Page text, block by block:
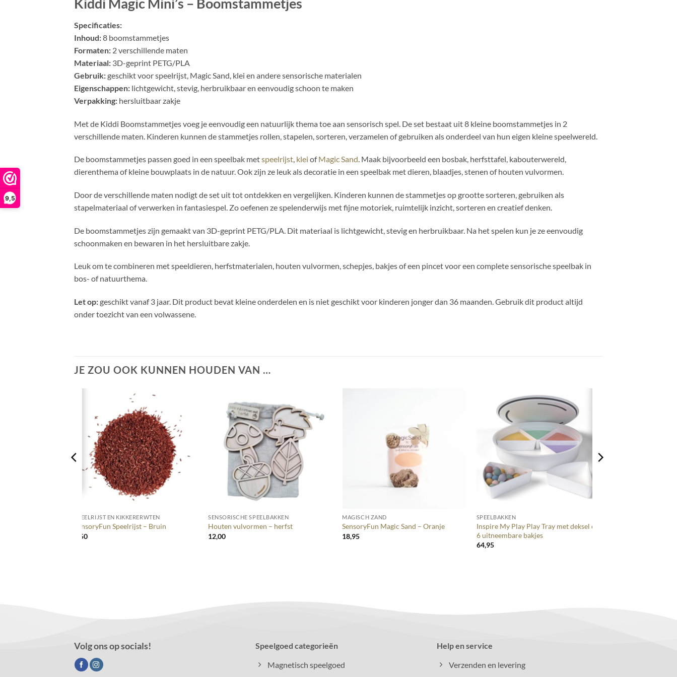
9,5
Specificaties:
Inhoud:8 boomstammetjes
Formaten: 2 verschillende maten
Materiaal: 3D-geprint PETG/PLA
Gebruik:geschikt voor speelrijst, Magic Sand, klei en andere sensorische materialen
Eigenschappen: lichtgewicht, stevig, herbruikbaar en eenvoudig schoon te maken
Verpakking: hersluitbaar zakje
Met de Kiddi Boomstammetjes voeg je eenvoudig een natuurlijk thema toe aan sensorisch spel. De set bestaat uit 8 kleine boomstammetjes in 2
verschillende maten. Kinderen kunnen de stammetjes rollen, stapelen, sorteren, verzamelen of gebruiken als onderdeel van hun eigen kleine speelwereld.
De boomstammetjes passen goed in een speelbak metspeelrijst, klei ofMagic Sand. Maak bijvoorbeeld een bosbak, herfsttafel, kabouterwereld,
dierenthema of kleine bouwplaats in de natuur. Ook zijn ze leuk als decoratie in een speelbak met dieren, blaadjes, stenen of houten vulvormen.
Door de verschillende maten nodigt de set uit tot ontdekken en vergelijken. Kinderen kunnen de stammetjes op grootte sorteren, gebruiken als
stapelmateriaal of verwerken in fantasiespel. Zo oefenen ze spelenderwijs met fijne motoriek, ruimtelijk inzicht, sorteren en creatief denken.
De boomstammetjes zijn gemaakt van 3D-geprint PETG/PLA. Dit materiaal is lichtgewicht, stevig en herbruikbaar. Na het spelen kun je ze eenvoudig
schoonmaken en bewaren in het hersluitbare zakje.
Leuk om te combineren met speeldieren, herfstmaterialen, houten vulvormen, schepjes, bakjes of een pincet voor een complete sensorische speelbak in
bos- of natuurthema.
Let op:geschikt vanaf 3 jaar. Dit product bevat kleine onderdelen en is niet geschikt voor kinderen jonger dan 36 maanden. Gebruik dit product altijd
onder toezicht van een volwassene.
JE ZOU OOK KUNNEN HOUDEN VAN …
SPEELRIJST EN KIKKERERWTEN
SensoryFun Speelrijst – Bruin
6,50
SENSORISCHE SPEELBAKKEN
Houten vulvormen – herfst
12,00
MAGISCH ZAND
SensoryFun Magic Sand – Oranje
18,95
SPEELBAKKEN
Inspire My Play Play Tray met deksel en
6 uitneembare bakjes
64,95
Volg ons op socials!
Speelgoed categorieën
Magnetisch speelgoed
Help en service
Verzenden en levering